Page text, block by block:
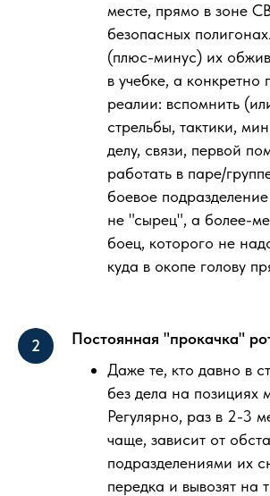
месте, прямо в зоне
безопасных
(плюс-минус) их
в учебке, а конкретно
реалии: вспомнить
стрельбы, тактики,
делу, связи, первой
работать в паре/
боевое
не "сырец", а более-
боец, которого не
куда в окопе голову
Постоянная "прокачка"
Даже те, кто давно в
без дела на позициях
Регулярно, раз в 2-3
чаще, зависит от
подразделениями их
передка и вывозят на